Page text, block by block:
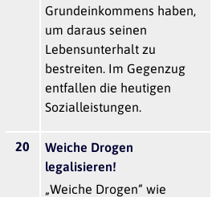
Grundeinkommens haben,
um daraus seinen
Lebensunterhalt zu
bestreiten. Im Gegenzug
entfallen die heutigen
Sozialleistungen.
20
Weiche Drogen
legalisieren!
„Weiche Drogen“ wie